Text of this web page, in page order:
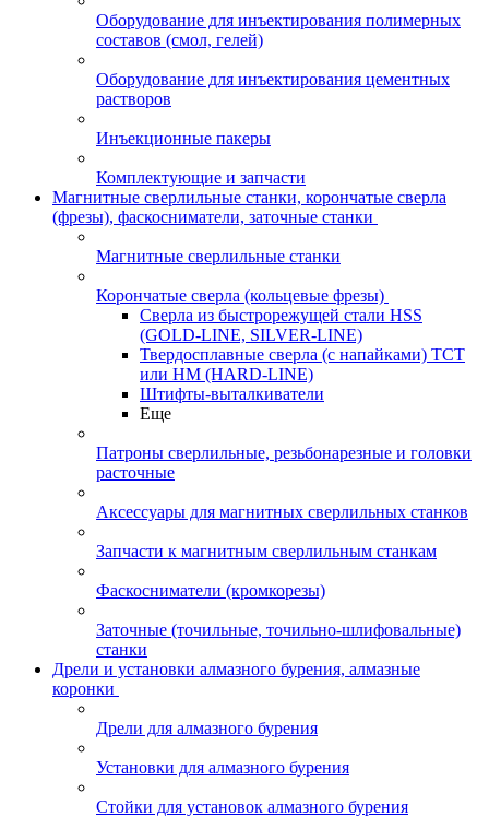
Оборудование для инъектирования полимерных
составов (смол, гелей)
Оборудование для инъектирования цементных
растворов
Инъекционные пакеры
Комплектующие и запчасти
Магнитные сверлильные станки, корончатые сверла
(фрезы), фаскосниматели, заточные станки
Магнитные сверлильные станки
Корончатые сверла (кольцевые фрезы)
Сверла из быстрорежущей стали HSS
(GOLD-LINE, SILVER-LINE)
Твердосплавные сверла (с напайками) ТСТ
или HM (HARD-LINE)
Штифты-выталкиватели
Еще
Патроны сверлильные, резьбонарезные и головки
расточные
Аксессуары для магнитных сверлильных станков
Запчасти к магнитным сверлильным станкам
Фаскосниматели (кромкорезы)
Заточные (точильные, точильно-шлифовальные)
станки
Дрели и установки алмазного бурения, алмазные
коронки
Дрели для алмазного бурения
Установки для алмазного бурения
Стойки для установок алмазного бурения